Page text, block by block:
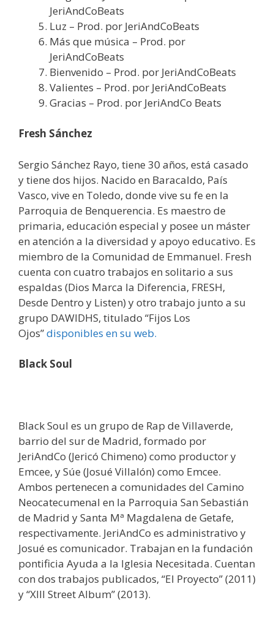
JeriAndCoBeats
Luz – Prod. por JeriAndCoBeats
Más que música – Prod. por
JeriAndCoBeats
Bienvenido – Prod. por JeriAndCoBeats
Valientes – Prod. por JeriAndCoBeats
Gracias – Prod. por JeriAndCo Beats
Fresh Sánchez
Sergio Sánchez Rayo, tiene 30 años, está casado
y tiene dos hijos. Nacido en Baracaldo, País
Vasco, vive en Toledo, donde vive su fe en la
Parroquia de Benquerencia. Es maestro de
primaria, educación especial y posee un máster
en atención a la diversidad y apoyo educativo. Es
miembro de la Comunidad de Emmanuel. Fresh
cuenta con cuatro trabajos en solitario a sus
espaldas (Dios Marca la Diferencia, FRESH,
Desde Dentro y Listen) y otro trabajo junto a su
grupo DAWIDHS, titulado “Fijos Los
Ojos”disponibles en su web.
Black Soul
Black Soul es un grupo de Rap de Villaverde,
barrio del sur de Madrid, formado por
JeriAndCo (Jericó Chimeno) como productor y
Emcee, y Súe (Josué Villalón) como Emcee.
Ambos pertenecen a comunidades del Camino
Neocatecumenal en la Parroquia San Sebastián
de Madrid y Santa Mª Magdalena de Getafe,
respectivamente. JeriAndCo es administrativo y
Josué es comunicador. Trabajan en la fundación
pontificia Ayuda a la Iglesia Necesitada. Cuentan
con dos trabajos publicados, “El Proyecto” (2011)
y “XIII Street Album” (2013).